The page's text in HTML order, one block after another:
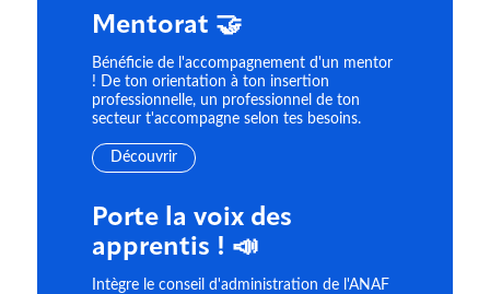
Mentorat 🤝
Bénéficie de l'accompagnement d'un mentor
! De ton orientation à ton insertion
professionnelle, un professionnel de ton
secteur t'accompagne selon tes besoins.
Découvrir
Porte la voix des
apprentis ! 📣
Intègre le conseil d'administration de l'ANAF